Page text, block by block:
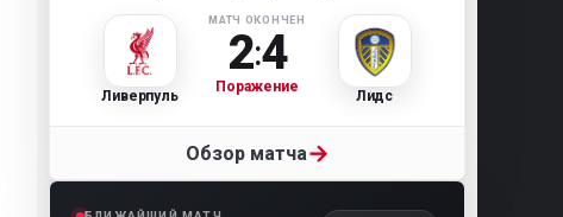
Ливерпуль
МАТЧ ОКОНЧЕН
2:4
Поражение
Лидс
Обзор матча→